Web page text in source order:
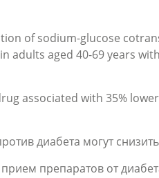
of sodium-glucose
adults aged 40-69 years
associated with 35%
диабета могут
препаратов от